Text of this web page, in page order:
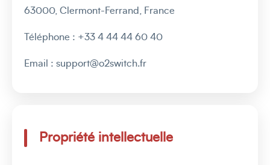
63000, Clermont-Ferrand, France
Téléphone : +33 4 44 44 60 40
Email : support@o2switch.fr
Propriété intellectuelle